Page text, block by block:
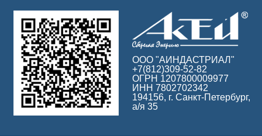
ООО "АИНДАСТРИАЛ"
+7(812)309-52-82
ОГРН 1207800009977
ИНН 7802702342
194156, г. Санкт-Петербург,
а/я 35